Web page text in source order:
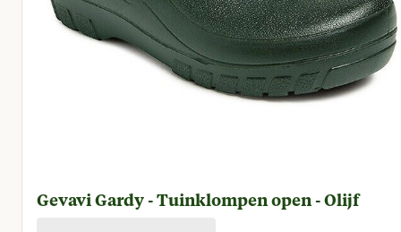
Gevavi Gardy - Tuinklompen open - Olijf